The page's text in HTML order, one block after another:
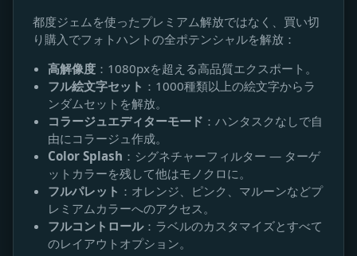
都度ジェムを使ったプレミアム解放ではなく、買い切
り購入でフォトハントの全ポテンシャルを解放：
高解像度 ：1080pxを超える高品質エクスポート。
フル絵文字セット ：1000種類以上の絵文字からラ
ンダムセットを解放。
コラージュエディターモード ：ハンタスクなしで自
由にコラージュ作成。
Color Splash ：シグネチャーフィルター — ターゲ
ットカラーを残して他はモノクロに。
フルパレット ：オレンジ、ピンク、マルーンなどプ
レミアムカラーへのアクセス。
フルコントロール：ラベルのカスタマイズとすべて
のレイアウトオプション。